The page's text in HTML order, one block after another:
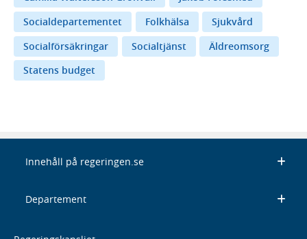
Socialdepartementet
Folkhälsa
Sjukvård
Socialförsäkringar
Socialtjänst
Äldreomsorg
Statens budget
Innehåll på regeringen.se
Departement